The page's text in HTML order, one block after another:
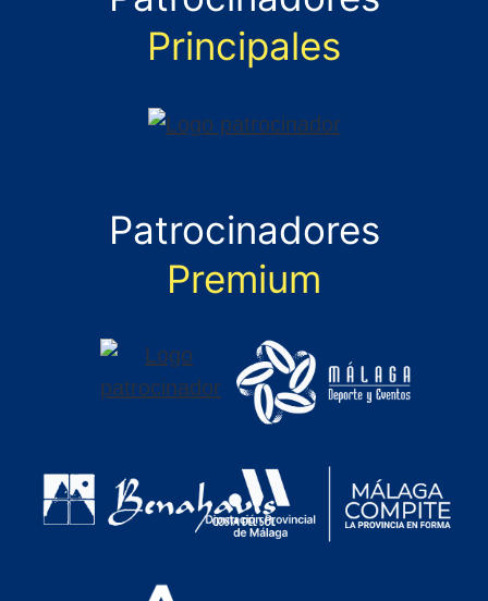
Principales
Patrocinadores
Premium